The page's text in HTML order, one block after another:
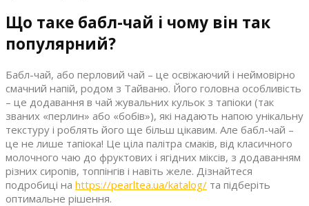
Що таке бабл-чай і чому він так
популярний?
Бабл-чай, або перловий чай – це освіжаючий і неймовірно
смачний напій, родом з Тайваню. Його головна особливість
– це додавання в чай жувальних кульок з тапіоки (так
званих «перлин» або «бобів»), які надають напою унікальну
текстуру і роблять його ще більш цікавим. Але бабл-чай –
це не лише тапіока! Це ціла палітра смаків, від класичного
молочного чаю до фруктових і ягідних міксів, з додаванням
різних сиропів, топпінгів і навіть желе. Дізнайтеся
подробиці на https://pearltea.ua/katalog/ та підберіть
оптимальне рішення.